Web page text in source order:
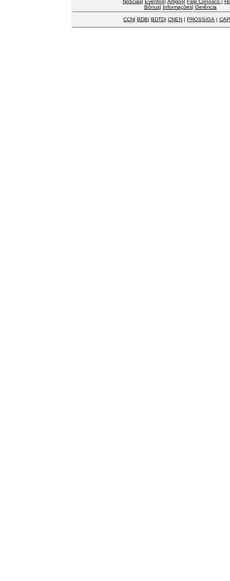
Notícias| Eventos| Artigos| Fale Conosco |
Bônus| Informações| Gerência
CCN| BDB| BDTD| CNEN | PROSSIGA |